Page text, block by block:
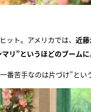
ト。アメリカでは、 近
リ”というほどのブームに
番苦手なのは片づけ”とい